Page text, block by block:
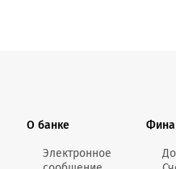
О банке
Электронное